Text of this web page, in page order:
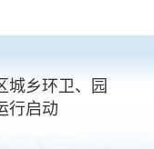
城乡环卫、园
行启动